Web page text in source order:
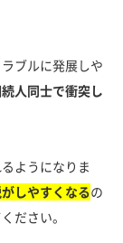
ブルに発展しや
人同士で衝突し
ようになりま
しやすくなるの
ださい。